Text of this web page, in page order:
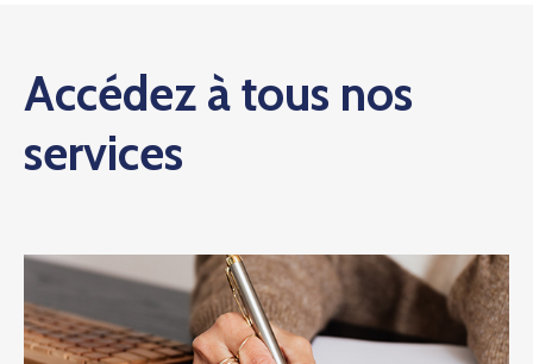
Accédez à tous nos
services